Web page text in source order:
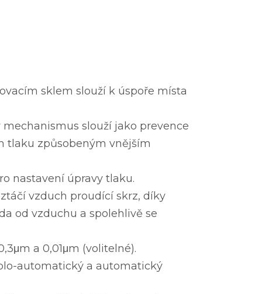
sklem slouží k úspoře místa
slouží jako prevence
tlaku způsobeným vnějším
nastavení úpravy tlaku.
vzduch proudící skrz, díky
od vzduchu a spolehlivě se
a 0,01μm (volitelné).
automatický a automatický